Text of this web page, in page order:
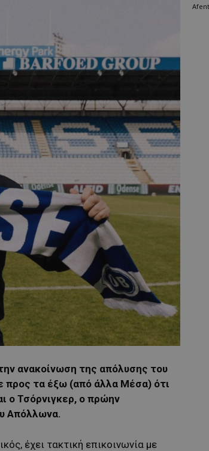
ανακοίνωση της απόλυσης του
προς τα έξω (από άλλα Μέσα) ότι
ο Τσόρνιγκερ, ο πρώην
Απόλλωνα.
έχει τακτική επικοινωνία με